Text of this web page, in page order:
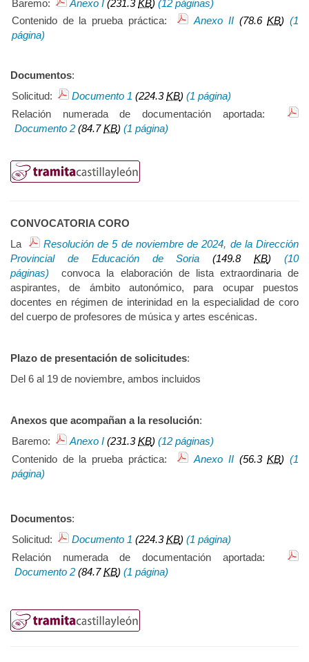
Baremo:
Anexo I (231.3KB) (12 páginas)
Contenido de la prueba práctica:
Anexo II(78.6KB) (1
página)
Documentos:
Solicitud:
Documento 1 (224.3KB) (1 página)
Relación numerada de documentación aportada:
Documento 2 (84.7KB) (1 página)
CONVOCATORIA CORO
La
Resolución de 5 de noviembre de 2024, de la Dirección
Provincial de Educación de Soria (149.8KB) (10
páginas)
convoca la elaboración de lista extraordinaria de
aspirantes, de ámbito autonómico, para ocupar puestos
docentes en régimen de interinidad en la especialidad de coro
del cuerpo de profesores de música y artes escénicas.
Plazo de presentación de solicitudes:
Del 6 al 19 de noviembre, ambos incluidos
Anexos que acompañan a la resolución:
Baremo:
Anexo I (231.3KB) (12 páginas)
Contenido de la prueba práctica:
Anexo II(56.3KB) (1
página)
Documentos:
Solicitud:
Documento 1 (224.3KB) (1 página)
Relación numerada de documentación aportada:
Documento 2 (84.7KB) (1 página)